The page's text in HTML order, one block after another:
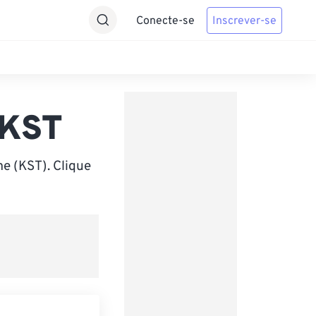
Conecte-se Inscrever-se
(KST). Clique